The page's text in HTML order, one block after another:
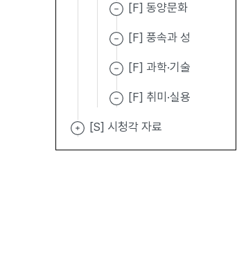
[F] 동양문화
[F] 풍속과 성
[F] 과학·기술
[F] 취미·실용
[S] 시청각 자료